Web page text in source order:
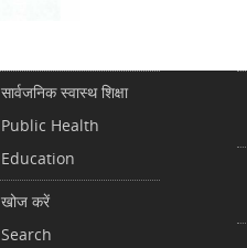
सार्वजनिक स्वास्थ शिक्षा
Public Health
Education
खोज करें
Search